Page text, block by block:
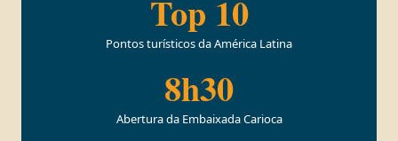
Top 10
Pontos turísticos da América Latina
8h30
Abertura da Embaixada Carioca